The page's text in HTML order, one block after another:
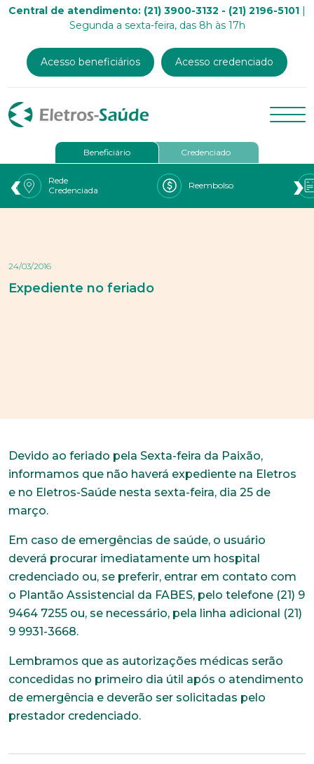
Central de atendimento: (21) 3900-3132 - (21) 2196-5101 |
Segunda a sexta-feira, das 8h às 17h
Acesso beneficiários Acesso credenciado
Beneficiário Credenciado
Rede
Credenciada
Reembolso
‹ ›
24/03/2016
Expediente no feriado
Devido ao feriado pela Sexta-feira da Paixão,
informamos que não haverá expediente na Eletros
e no Eletros-Saúde nesta sexta-feira, dia 25 de
março.
Em caso de emergências de saúde, o usuário
deverá procurar imediatamente um hospital
credenciado ou, se preferir, entrar em contato com
o Plantão Assistencial da FABES, pelo telefone (21) 9
9464 7255 ou, se necessário, pela linha adicional (21)
9 9931-3668.
Lembramos que as autorizações médicas serão
concedidas no primeiro dia útil após o atendimento
de emergência e deverão ser solicitadas pelo
prestador credenciado.